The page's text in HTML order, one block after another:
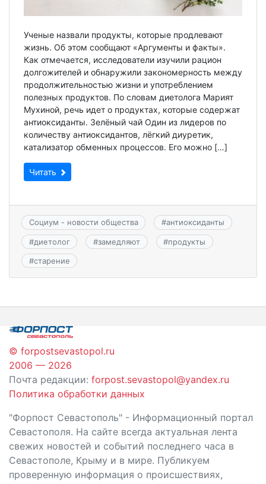
Ученые назвали продукты, которые продлевают
жизнь. Об этом сообщают «Аргументы и факты».
Как отмечается, исследователи изучили рацион
долгожителей и обнаружили закономерность между
продолжительностью жизни и употреблением
полезных продуктов. По словам диетолога Марият
Мухиной, речь идет о продуктах, которые содержат
антиоксиданты. Зелёный чай Один из лидеров по
количе­ству антиоксидантов, лёгкий диуретик,
катализатор обменных процессов. Его можно […]
Читать
Социум - новости общества #антиоксиданты
#диетолог #замедляют #продукты
#старение
© forpostsevastopol.ru
2006 — 2026
Почта редакции: forpost.sevastopol@yandex.ru
Политика обработки данных
"Форпост Севастополь" - Информационный портал
Севастополя. На сайте всегда актуальная лента
свежих новостей и событий последнего часа в
Севастополе, Крыму и в мире. Публикуем
проверенную информация о происшествиях,